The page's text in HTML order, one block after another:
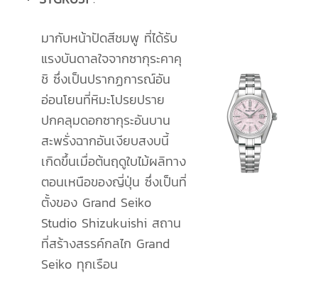
มากับหน้าปัดสีชมพู ที่ได้รับ
แรงบันดาลใจจากซากุระคาคุ
ชิ ซึ่งเป็นปรากฏการณ์อัน
อ่อนโยนที่หิมะโปรยปราย
ปกคลุมดอกซากุระอันบาน
สะพรั่งฉากอันเงียบสงบนี้
เกิดขึ้นเมื่อต้นฤดูใบไม้ผลิทาง
ตอนเหนือของญี่ปุ่น ซึ่งเป็นที่
ตั้งของ Grand Seiko
Studio Shizukuishi สถาน
ที่สร้างสรรค์กลไก Grand
Seiko ทุกเรือน